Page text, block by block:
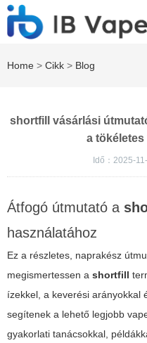
Home > Cikk > Blog
shortfill vásárlási
a
Idő：2025-
Átfogó útmutató a
használatához
Ez a részletes, naprakész
megismertessen a shortfill
ízekkel, a keverési arányokkal
segítenek a lehető legjobb
gyakorlati tanácsokkal,